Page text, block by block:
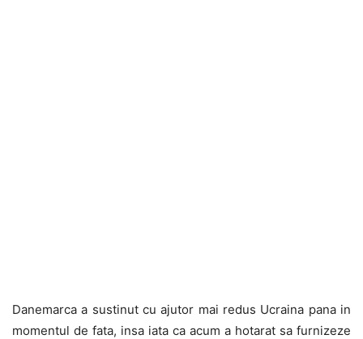
Danemarca a sustinut cu ajutor mai redus Ucraina pana in
momentul de fata, insa iata ca acum a hotarat sa furnizeze